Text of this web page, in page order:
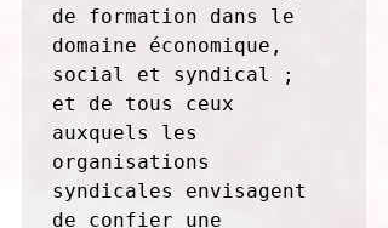
de formation dans le
domaine économique,
social et syndical ;
et de tous ceux
auxquels les
organisations
syndicales envisagent
de confier une